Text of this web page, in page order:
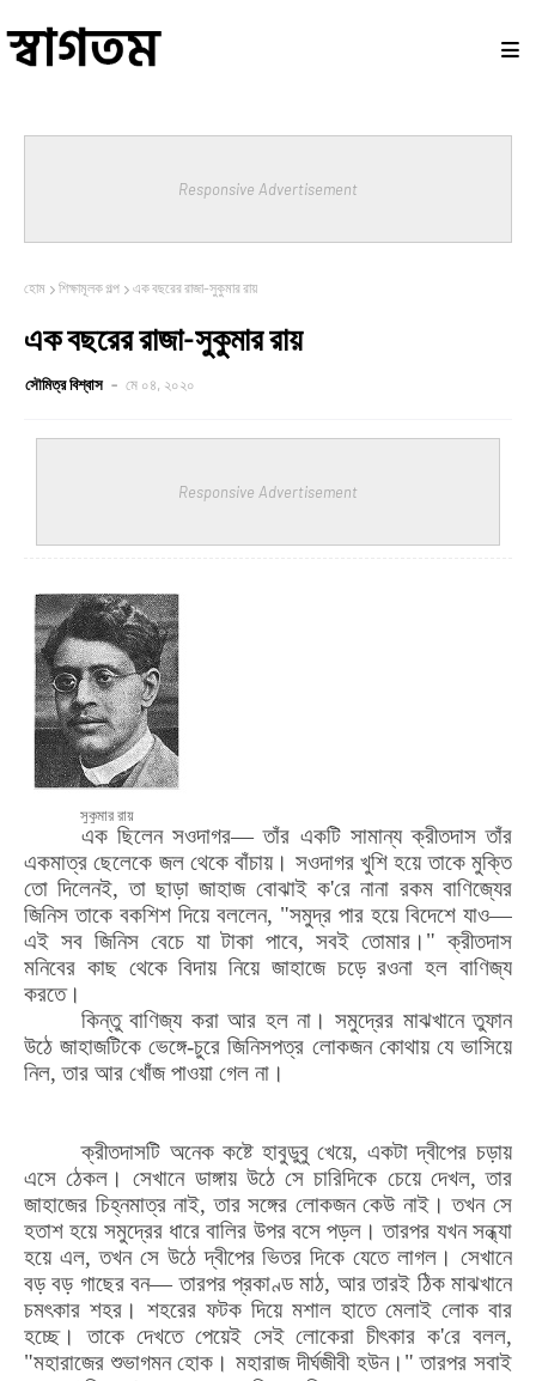
Responsive Advertisement
হোম শিক্ষামূলক গল্প এক বছরের রাজা-সুকুমার রায়
এক বছরের রাজা-সুকুমার রায়
সৌমিত্র বিশ্বাস মে ০৪, ২০২০
Responsive Advertisement
সুকুমার রায়
এক ছিলেন সওদাগর— তাঁর একটি সামান্য ক্রীতদাস তাঁর
একমাত্র ছেলেকে জল থেকে বাঁচায়। সওদাগর খুশি হয়ে তাকে মুক্তি
তো দিলেনই,তা ছাড়া জাহাজ বোঝাই ক'রে নানা রকম বাণিজ্যের
জিনিস তাকে বকশিশ দিয়ে বললেন, "সমুদ্র পার হয়ে বিদেশে যাও—
এই সব জিনিস বেচে যা টাকা পাবে,সবই তোমার।" ক্রীতদাস
মনিবের কাছ থেকে বিদায় নিয়ে জাহাজে চড়ে রওনা হল বাণিজ্য
করতে।
কিন্তু বাণিজ্য করা আর হল না। সমুদ্রের মাঝখানে তুফান
উঠে জাহাজটিকে ভেঙ্গে-চুরে জিনিসপত্র লোকজন কোথায় যে ভাসিয়ে
নিল,তার আর খোঁজ পাওয়া গেল না।
ক্রীতদাসটি অনেক কষ্টে হাবুডুবু খেয়ে, একটা দ্বীপের চড়ায়
এসে ঠেকল। সেখানে ডাঙ্গায় উঠে সে চারিদিকে চেয়ে দেখল,তার
জাহাজের চিহ্নমাত্র নাই,তার সঙ্গের লোকজন কেউ নাই। তখন সে
হতাশ হয়ে সমুদ্রের ধারে বালির উপর বসে পড়ল। তারপর যখন সন্ধ্যা
হয়ে এল,তখন সে উঠে দ্বীপের ভিতর দিকে যেতে লাগল। সেখানে
বড় বড় গাছের বন— তারপর প্রকাণ্ড মাঠ, আর তারই ঠিক মাঝখানে
চমৎকার শহর। শহরের ফটক দিয়ে মশাল হাতে মেলাই লোক বার
হচ্ছে। তাকে দেখতে পেয়েই সেই লোকেরা চীৎকার ক'রে বলল,
"মহারাজের শুভাগমন হোক। মহারাজ দীর্ঘজীবী হউন।" তারপর সবাই